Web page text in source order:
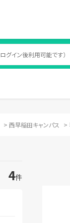
> 西早稲田キャンパス >
4件